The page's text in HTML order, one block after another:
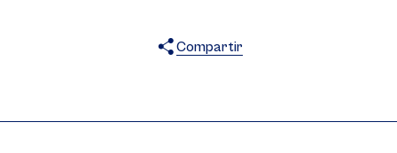
Compartir